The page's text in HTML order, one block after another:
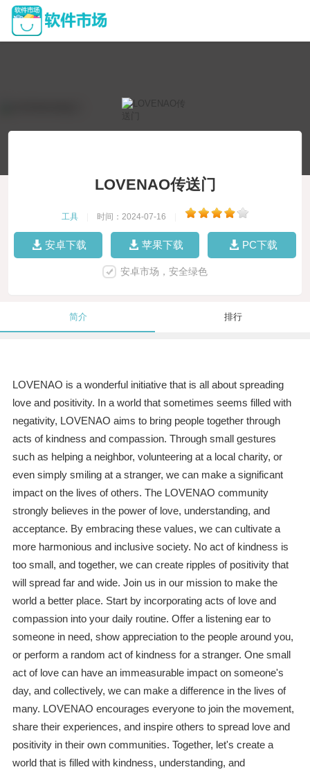
LOVENAO传送门
工具 时间：2024-07-16
安卓下载 苹果下载 PC下载
安卓市场，安全绿色
简介 排行
LOVENAO is a wonderful initiative that is all about spreading
love and positivity. In a world that sometimes seems filled with
negativity, LOVENAO aims to bring people together through
acts of kindness and compassion. Through small gestures
such as helping a neighbor, volunteering at a local charity, or
even simply smiling at a stranger, we can make a significant
impact on the lives of others. The LOVENAO community
strongly believes in the power of love, understanding, and
acceptance. By embracing these values, we can cultivate a
more harmonious and inclusive society. No act of kindness is
too small, and together, we can create ripples of positivity that
will spread far and wide. Join us in our mission to make the
world a better place. Start by incorporating acts of love and
compassion into your daily routine. Offer a listening ear to
someone in need, show appreciation to the people around you,
or perform a random act of kindness for a stranger. One small
act of love can have an immeasurable impact on someone's
day, and collectively, we can make a difference in the lives of
many. LOVENAO encourages everyone to join the movement,
share their experiences, and inspire others to spread love and
positivity in their own communities. Together, let's create a
world that is filled with kindness, understanding, and